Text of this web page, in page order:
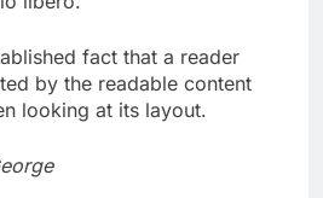
fact that a reader
by the readable content
looking at its layout.